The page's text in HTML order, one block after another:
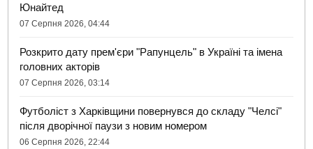
Юнайтед
07 Серпня 2026, 04:44
Розкрито дату прем'єри "Рапунцель" в Україні та імена
головних акторів
07 Серпня 2026, 03:14
Футболіст з Харківщини повернувся до складу "Челсі"
після дворічної паузи з новим номером
06 Серпня 2026, 22:44